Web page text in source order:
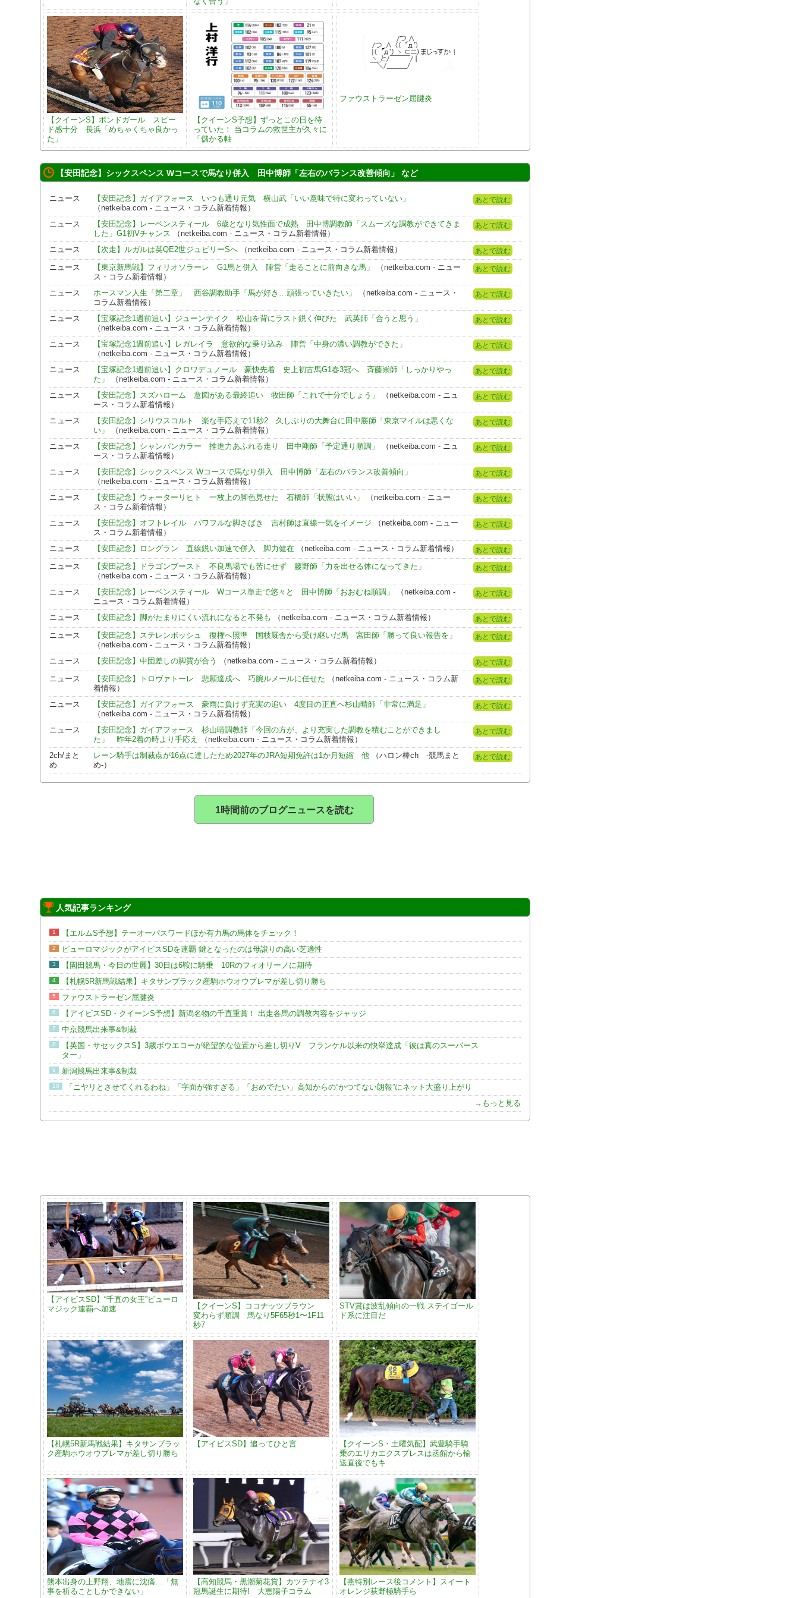
【クイーンS】ボンドガール スピー
ド感十分 長浜「めちゃくちゃ良かっ
た」
【クイーンS予想】ずっとこの日を待
っていた！ 当コラムの救世主が久々に
「儲かる軸
ファウストラーゼン屈腱炎
【安田記念】シックスペンス Wコースで馬なり併入 田中博師「左右のバランス改善傾向」 など
ニュース
【安田記念】ガイアフォース いつも通り元気 横山武「いい意味で特に変わっていない」
（netkeiba.com - ニュース・コラム新着情報）
あとで読む
ニュース
【安田記念】レーベンスティール 6歳となり気性面で成熟 田中博調教師「スムーズな調教ができてきま
した」G1初Vチャンス （netkeiba.com - ニュース・コラム新着情報）
あとで読む
ニュース 【次走】ルガルは英QE2世ジュビリーSへ（netkeiba.com - ニュース・コラム新着情報） あとで読む
ニュース 【東京新馬戦】フィリオソラーレ G1馬と併入 陣営「走ることに前向きな馬」
（netkeiba.com - ニュー
ス・コラム新着情報）
あとで読む
ニュース ホースマン人生「第二章」 西谷調教助手「馬が好き…頑張っていきたい」
（netkeiba.com - ニュース・
コラム新着情報）
あとで読む
ニュース
【宝塚記念1週前追い】ジューンテイク 松山を背にラスト鋭く伸びた 武英師「合うと思う」
（netkeiba.com - ニュース・コラム新着情報）
あとで読む
ニュース
【宝塚記念1週前追い】レガレイラ 意欲的な乗り込み 陣営「中身の濃い調教ができた」
（netkeiba.com - ニュース・コラム新着情報）
あとで読む
ニュース
【宝塚記念1週前追い】クロワデュノール 豪快先着 史上初古馬G1春3冠へ 斉藤崇師「しっかりやっ
た」
（netkeiba.com - ニュース・コラム新着情報）
あとで読む
ニュース 【安田記念】スズハローム 意図がある最終追い 牧田師「これで十分でしょう」
（netkeiba.com - ニュ
ース・コラム新着情報）
あとで読む
ニュース
【安田記念】シリウスコルト 楽な手応えで11秒2 久しぶりの大舞台に田中勝師「東京マイルは悪くな
い」
（netkeiba.com - ニュース・コラム新着情報）
あとで読む
ニュース 【安田記念】シャンパンカラー 推進力あふれる走り 田中剛師「予定通り順調」
（netkeiba.com - ニュ
ース・コラム新着情報）
あとで読む
ニュース
【安田記念】シックスペンス Wコースで馬なり併入 田中博師「左右のバランス改善傾向」
（netkeiba.com - ニュース・コラム新着情報）
あとで読む
ニュース 【安田記念】ウォーターリヒト 一枚上の脚色見せた 石橋師「状態はいい」
（netkeiba.com - ニュー
ス・コラム新着情報）
あとで読む
ニュース 【安田記念】オフトレイル パワフルな脚さばき 吉村師は直線一気をイメージ （netkeiba.com - ニュー
ス・コラム新着情報）
あとで読む
ニュース 【安田記念】ロングラン 直線鋭い加速で併入 脚力健在（netkeiba.com - ニュース・コラム新着情報） あとで読む
ニュース
【安田記念】ドラゴンブースト 不良馬場でも苦にせず 藤野師「力を出せる体になってきた」
（netkeiba.com - ニュース・コラム新着情報）
あとで読む
ニュース 【安田記念】レーベンスティール Wコース単走で悠々と 田中博師「おおむね順調」
（netkeiba.com -
ニュース・コラム新着情報）
あとで読む
ニュース 【安田記念】脚がたまりにくい流れになると不発も （netkeiba.com - ニュース・コラム新着情報） あとで読む
ニュース
【安田記念】ステレンボッシュ 復権へ照準 国枝厩舎から受け継いだ馬 宮田師「勝って良い報告を」
（netkeiba.com - ニュース・コラム新着情報）
あとで読む
ニュース 【安田記念】中団差しの脚質が合う （netkeiba.com - ニュース・コラム新着情報） あとで読む
ニュース 【安田記念】トロヴァトーレ 悲願達成へ 巧腕ルメールに任せた （netkeiba.com - ニュース・コラム新
着情報）
あとで読む
ニュース
【安田記念】ガイアフォース 豪雨に負けず充実の追い 4度目の正直へ杉山晴師「非常に満足」
（netkeiba.com - ニュース・コラム新着情報）
あとで読む
ニュース
【安田記念】ガイアフォース 杉山晴調教師「今回の方が、より充実した調教を積むことができまし
た」 昨年2着の時より手応え
（netkeiba.com - ニュース・コラム新着情報）
あとで読む
2ch/まと
め
レーン騎手は制裁点が16点に達したため2027年のJRA短期免許は1か月短縮 他（ハロン棒ch -競馬まと
め-）
あとで読む
1時間前のブログニュースを読む
人気記事ランキング
1 【エルムS予想】テーオーパスワードほか有力馬の馬体をチェック！
2 ピューロマジックがアイビスSDを連覇 鍵となったのは母譲りの高い芝適性
3 【園田競馬・今日の世麗】30日は6鞍に騎乗 10Rのフィオリーノに期待
4 【札幌5R新馬戦結果】キタサンブラック産駒ホウオウプレマが差し切り勝ち
5 ファウストラーゼン屈腱炎
6 【アイビスSD・クイーンS予想】新潟名物の千直重賞！ 出走各馬の調教内容をジャッジ
7 中京競馬出来事&制裁
8
【英国・サセックスS】3歳ボウエコーが絶望的な位置から差し切りV フランケル以来の快挙達成「彼は真のスーパース
ター」
9 新潟競馬出来事&制裁
10
「ニヤリとさせてくれるわね」「字面が強すぎる」「おめでたい」高知からの“かつてない朗報”にネット大盛り上がり
→もっと見る
【アイビスSD】“千直の女王”ピューロ
マジック連覇へ加速
【クイーンS】ココナッツブラウン
変わらず順調 馬なり5F65秒1〜1F11
秒7
STV賞は波乱傾向の一戦 ステイゴール
ド系に注目だ
【札幌5R新馬戦結果】キタサンブラッ
ク産駒ホウオウプレマが差し切り勝ち
【アイビスSD】追ってひと言
【クイーンS・土曜気配】武豊騎手騎
乗のエリカエクスプレスは函館から輸
送直後でもキ
熊本出身の上野翔、地震に沈痛…「無
事を祈ることしかできない」
【高知競馬・黒潮菊花賞】カツテナイ3
冠馬誕生に期待! 大恵陽子コラム
【燕特別レース後コメント】スイート
オレンジ荻野極騎手ら